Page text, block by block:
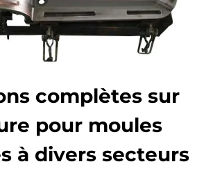
complètes sur
pour moules
à divers secteurs